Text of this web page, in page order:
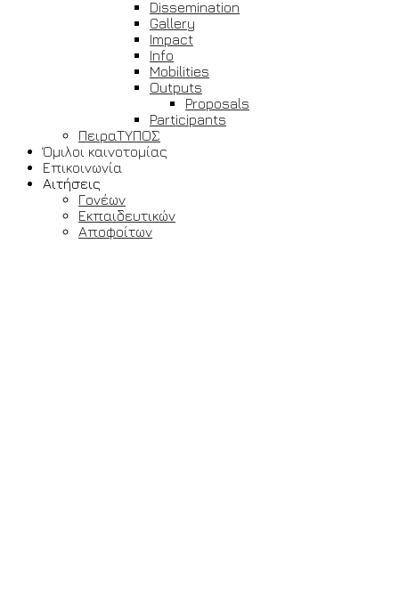
Dissemination
Gallery
Impact
Info
Mobilities
Outputs
Proposals
Participants
ΠειραΤΥΠΟΣ
Όμιλοι καινοτομίας
Επικοινωνία
Αιτήσεις
Γονέων
Εκπαιδευτικών
Αποφοίτων